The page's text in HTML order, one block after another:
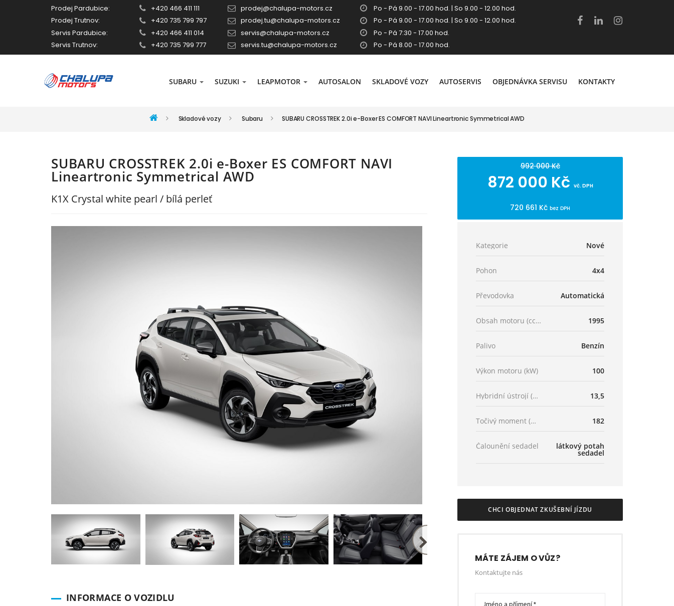
Prodej Pardubice: +420 466 411 111 prodej@chalupa-motors.cz
Po - Pá 9.00 - 17.00 hod. | So 9.00 - 12.00 hod.
Prodej Trutnov:
+420 735 799 797 prodej.tu@chalupa-motors.cz
Po - Pá 9.00 - 17.00 hod. | So 9.00 - 12.00 hod.
Servis Pardubice:
+420 466 411 014 servis@chalupa-motors.cz
Po - Pá 7:30 - 17.00 hod.
Servis Trutnov:
+420 735 799 777 servis.tu@chalupa-motors.cz Po - Pá 8.00 - 17.00 hod.
SUBARU SUZUKI LEAPMOTOR AUTOSALON SKLADOVÉ VOZY AUTOSERVIS OBJEDNÁVKA SERVISU KONTAKTY
Skladové vozy Subaru SUBARU CROSSTREK 2.0i e-Boxer ES COMFORT NAVI Lineartronic Symmetrical AWD
SUBARU CROSSTREK 2.0i e-Boxer ES COMFORT NAVI
Lineartronic Symmetrical AWD
K1X Crystal white pearl / bílá perleť
INFORMACE O VOZIDLU
992 000 Kč
872 000 Kč vč. DPH
720 661 Kč bez DPH
Kategorie Nové
Pohon 4x4
Převodovka Automatická
Obsah motoru (ccm) 1995
Palivo Benzín
Výkon motoru (kW) 100
Hybridní ústrojí (kW) 13,5
Točivý moment (Nm) 182
Čalounění sedadel látkový potah
sedadel
CHCI OBJEDNAT ZKUŠEBNÍ JÍZDU
MÁTE ZÁJEM O VŮZ?
Kontaktujte nás